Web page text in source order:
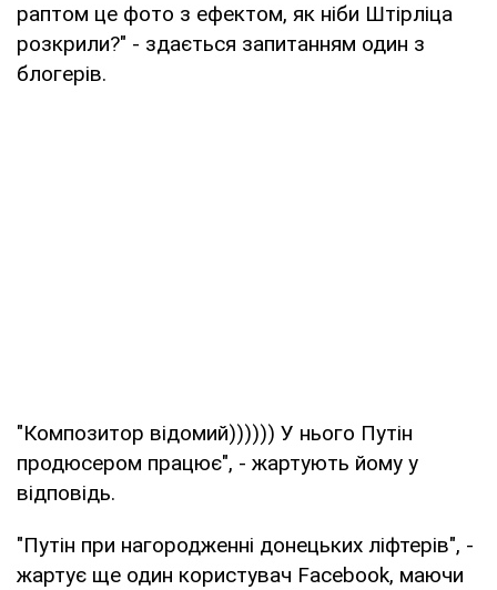
раптом це фото з ефектом, як ніби Штірліца
розкрили?" - здається запитанням один з
блогерів.
"Композитор відомий)))))) У нього Путін
продюсером працює", - жартують йому у
відповідь.
"Путін при нагородженні донецьких ліфтерів", -
жартує ще один користувач Facebook, маючи